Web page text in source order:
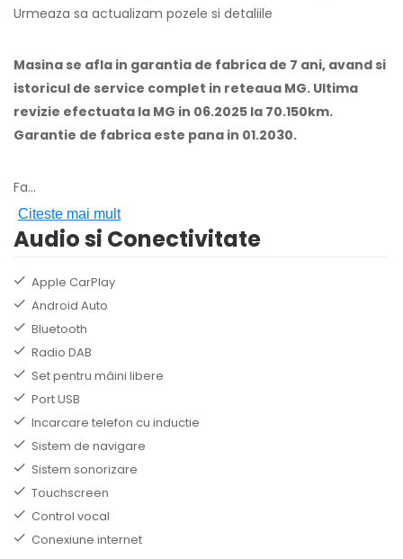
Urmeaza sa actualizam pozele si detaliile
Masina se afla in garantia de fabrica de 7 ani, avand si
istoricul de service complet in reteaua MG. Ultima
revizie efectuata la MG in 06.2025 la 70.150km.
Garantie de fabrica este pana in 01.2030.
Fa...
Citeste mai mult
Audio si Conectivitate
Apple CarPlay
Android Auto
Bluetooth
Radio DAB
Set pentru mâini libere
Port USB
Incarcare telefon cu inductie
Sistem de navigare
Sistem sonorizare
Touchscreen
Control vocal
Conexiune internet